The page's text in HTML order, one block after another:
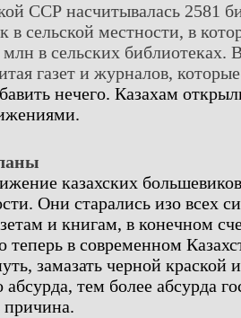
ССР насчитывалась 2581
в сельской местности, в
в сельских библиотеках.
газет и журналов,
нечего. Казахам
казахских
Они старались изо всех
и книгам, в конечном
в современном
замазать черной краской
тем более абсурда